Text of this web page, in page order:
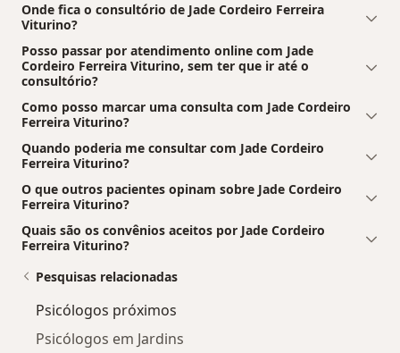
Onde fica o consultório de Jade Cordeiro Ferreira
Viturino?
Posso passar por atendimento online com Jade
Cordeiro Ferreira Viturino, sem ter que ir até o
consultório?
Como posso marcar uma consulta com Jade Cordeiro
Ferreira Viturino?
Quando poderia me consultar com Jade Cordeiro
Ferreira Viturino?
O que outros pacientes opinam sobre Jade Cordeiro
Ferreira Viturino?
Quais são os convênios aceitos por Jade Cordeiro
Ferreira Viturino?
Pesquisas relacionadas
Psicólogos próximos
Psicólogos em Jardins